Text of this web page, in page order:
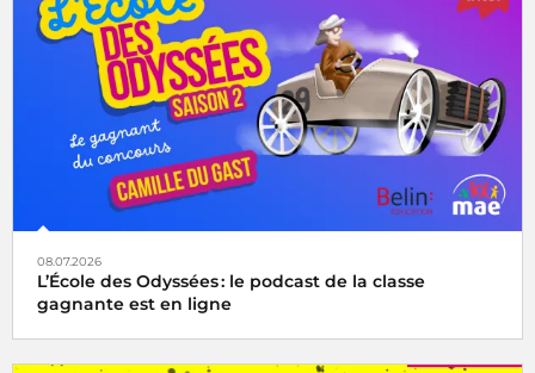
08.07.2026
L’École des Odyssées : le podcast de la classe
gagnante est en ligne